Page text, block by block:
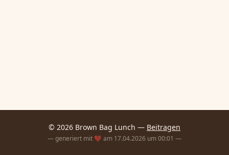
© 2026 Brown Bag Lunch — Beitragen
— generiert mit ❤️ am 17.04.2026 um 00:01 —